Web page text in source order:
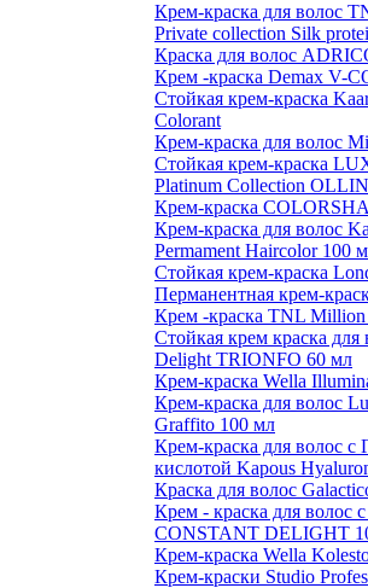
Крем-краска для волос
Private collection Silk
Краска для волос
Крем -краска Demax V-
Стойкая крем-краска
Colorant
Крем-краска для волос
Стойкая крем-краска
Platinum Collection
Крем-краска
Крем-краска для волос
Permament Haircolor 100
Стойкая крем-краска
Перманентная крем-
Крем -краска TNL Million
Стойкая крем краска
Delight TRIONFO 60 мл
Крем-краска Wella
Крем-краска для волос
Graffito 100 мл
Крем-краска для волос с
кислотой Kapous
Краска для волос
Крем - краска для волос
CONSTANT DELIGHT
Крем-краска Wella
Крем-краски Studio